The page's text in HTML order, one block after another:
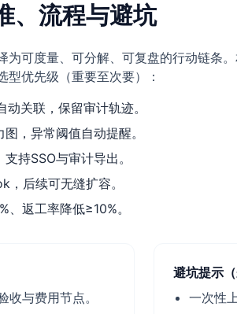
、流程与避坑
可度量、可分解、可复盘的行动链条
型优先级（重要至次要）：
关联，保留审计轨迹。
，异常阈值自动提醒。
持SSO与审计导出。
，后续可无缝扩容。
、返工率降低≥10%。
与费用节点。
避坑提示
一次性